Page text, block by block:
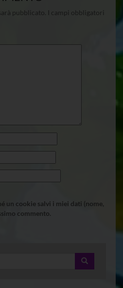
pubblicato.
I campi obbligatori
un cookie salvi i miei dati (nome,
commento.